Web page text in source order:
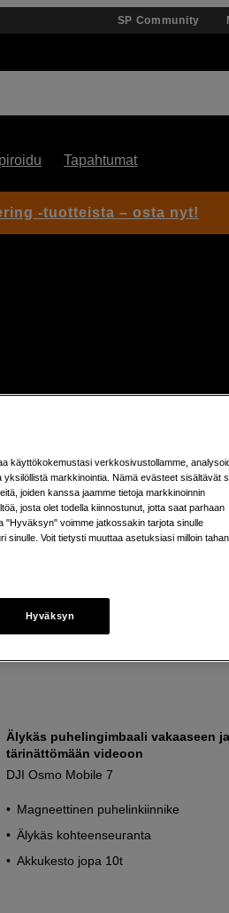
SP Community
Tapahtumat
Älykäs puhelingimbaali vakaaseen ja
tärinättömään videoon
DJI Osmo Mobile 7
Magneettinen puhelinkiinnike
Älykäs kohteenseuranta
Akkukesto jopa 10t
-tuotteista – osta nyt!
käyttökokemustasi verkkosivustollamme,
markkinointia. Nämä evästeet sisältävät
joiden kanssa jaamme tietoja markkinoinnin
josta olet todella kiinnostunut, jotta saat parhaan
"Hyväksyn" voimme jatkossakin tarjota sinulle
Voit tietysti muuttaa asetuksiasi milloin
Hyväksyn